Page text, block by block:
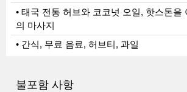
• 태국 전통 허브와 코코넛 오일, 핫스톤을
의 마사지
• 간식, 무료 음료, 허브티, 과일
불포함 사항